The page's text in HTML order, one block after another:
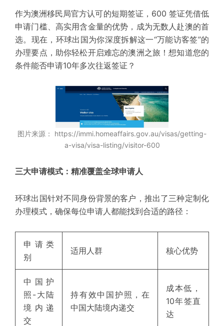
作为澳洲移民局官方认可的短期签证，600 签证凭借低
申请门槛、高实用含金量的优势，成为无数人赴澳的首
选。现在，环球出国为你深度拆解这一“万能访客签”的
办理要点，助你轻松开启难忘的澳洲之旅！想知道您的
条件能否申请10年多次往返签证？
图片来源： https://immi.homeaffairs.gov.au/visas/getting-
a-visa/visa-listing/visitor-600
三大申请模式：精准覆盖全球申请人
环球出国针对不同身份背景的客户，推出了三种定制化
办理模式，确保每位申请人都能找到合适的路径：
申请类
别
适用人群 核心优势
中国护
照-大陆
境内递
交
持有效中国护照，在
中国大陆境内递交
成本低，
10年签直
达